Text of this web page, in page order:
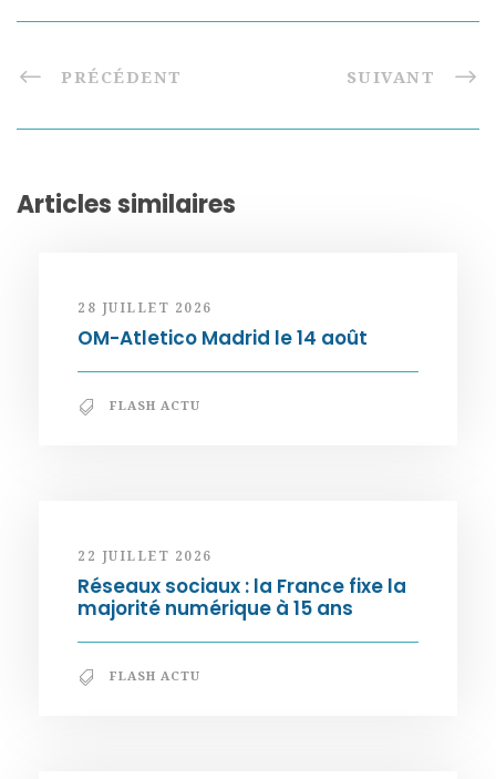
PRÉCÉDENT SUIVANT
Articles similaires
28 JUILLET 2026
OM-Atletico Madrid le 14 août
FLASH ACTU
22 JUILLET 2026
Réseaux sociaux : la France fixe la
majorité numérique à 15 ans
FLASH ACTU